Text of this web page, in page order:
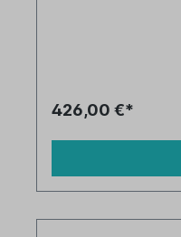
426,00 €*